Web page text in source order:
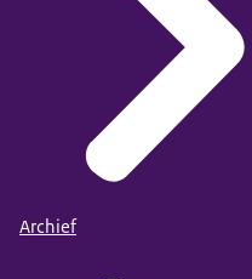
Archief